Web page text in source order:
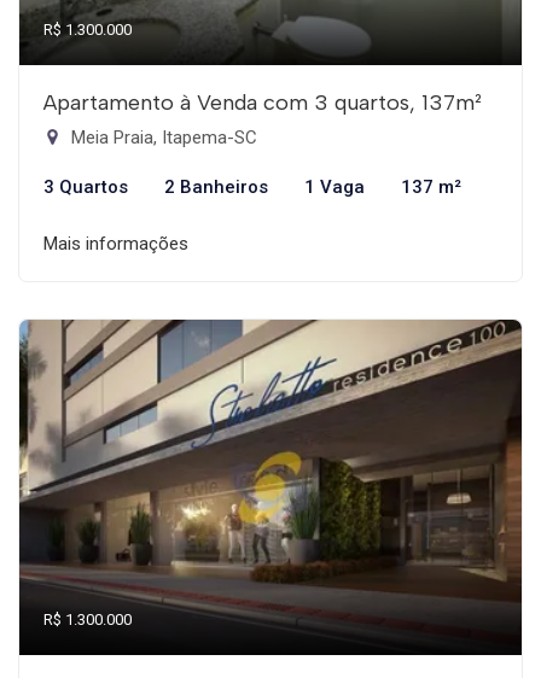
R$ 1.300.000
Apartamento à Venda com 3 quartos, 137m²
Meia Praia, Itapema-SC
3 Quartos 2 Banheiros 1 Vaga 137 m²
Mais informações
R$ 1.300.000